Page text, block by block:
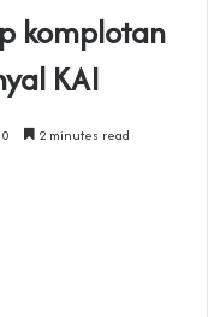
komplotan
KAI‎
0 2 minutes read